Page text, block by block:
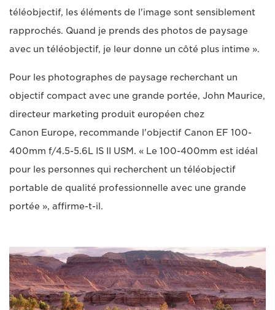
téléobjectif, les éléments de l'image sont sensiblement
rapprochés. Quand je prends des photos de paysage
avec un téléobjectif, je leur donne un côté plus intime ».
Pour les photographes de paysage recherchant un
objectif compact avec une grande portée, John Maurice,
directeur marketing produit européen chez
Canon Europe, recommande l'objectif Canon EF 100-
400mm f/4.5-5.6L IS II USM. « Le 100-400mm est idéal
pour les personnes qui recherchent un téléobjectif
portable de qualité professionnelle avec une grande
portée », affirme-t-il.